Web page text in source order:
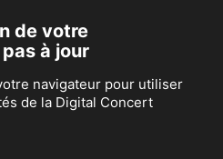
de votre
à jour
navigateur pour utiliser
de la Digital Concert